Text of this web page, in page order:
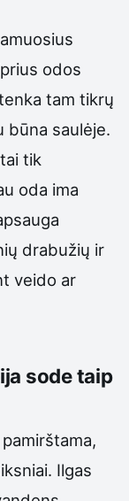
odos
tam tikrų
būna saulėje.
tik
oda ima
drabužių ir
veido ar
sode taip
Ilgas